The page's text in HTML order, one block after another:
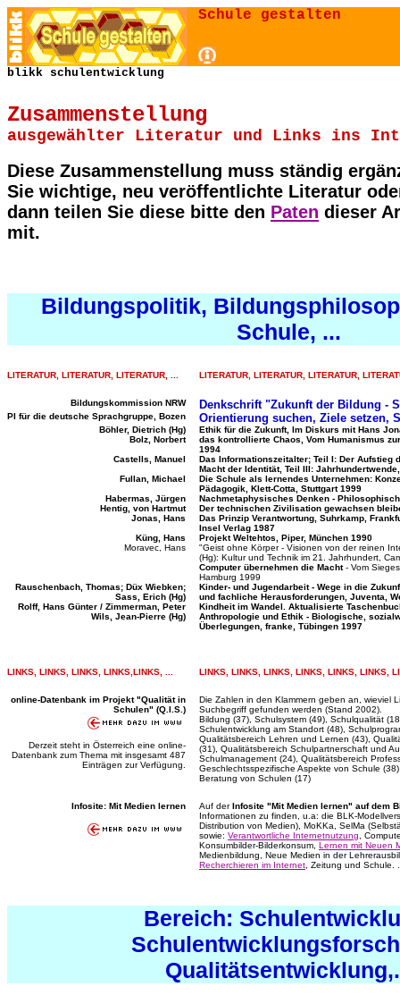
Schule gestalten
blikk schulentwicklung
Zusammenstellung
ausgewählter Literatur und Links ins
Diese Zusammenstellung muss ständig
Sie wichtige, neu veröffentlichte Literatur
dann teilen Sie diese bitte den Paten dieser
mit.
Bildungspolitik,
Schule, ...
LITERATUR, LITERATUR, LITERATUR, ... LITERATUR, LITERATUR, LITERATUR,
Bildungskommission NRW Denkschrift "Zukunft der Bildung -
PI für die deutsche Sprachgruppe, Bozen Orientierung suchen, Ziele setzen,
Böhler, Dietrich (Hg)
Ethik für die Zukunft, Im Diskurs mit Hans
Bolz, Norbert
das kontrollierte Chaos, Vom Humanismus
1994
Castells, Manuel
Das Informationszeitalter; Teil I: Der Aufstieg
Macht der Identität, Teil III:
Fullan, Michael
Die Schule als lernendes Unternehmen:
Pädagogik, Klett-Cotta, Stuttgart 1999
Habermas, Jürgen
Nachmetaphysisches Denken -
Hentig, von Hartmut
Der technischen Zivilisation gewachsen
Jonas, Hans
Das Prinzip Verantwortung, Suhrkamp,
Insel Verlag 1987
Küng, Hans
Projekt Weltehtos, Piper, München 1990
Moravec, Hans
"Geist ohne Körper - Visionen von der reinen
(Hg): Kultur und Technik im 21. Jahrhundert,
Computer übernehmen die Macht- Vom
Hamburg 1999
Rauschenbach, Thomas; Düx Wiebken;
Sass, Erich (Hg)
Kinder- und Jugendarbeit - Wege in die
und fachliche Herausforderungen, Juventa,
Rolff, Hans Günter / Zimmerman, Peter
Kindheit im Wandel. Aktualisierte
Wils, Jean-Pierre (Hg)
Anthropologie und Ethik - Biologische,
Überlegungen, franke, Tübingen 1997
LINKS, LINKS, LINKS, LINKS, LINKS, ... LINKS, LINKS, LINKS, LINKS, LINKS, LINKS,
online-Datenbank im Projekt "Qualität in
Schulen" (Q.I.S.)
Derzeit steht in Österreich eine online-
Datenbank zum Thema mit insgesamt 487
Einträgen zur Verfügung.
Die Zahlen in den Klammern geben an, wieviel
Suchbegriff gefunden werden (Stand 2002).
Bildung (37), Schulsystem (49), Schulqualität
Schulentwicklung am Standort (48),
Qualitätsbereich Lehren und Lernen (43),
(31), Qualitätsbereich Schulpartnerschaft und
Schulmanagement (24), Qualitätsbereich
Geschlechtsspezifische Aspekte von Schule
Beratung von Schulen (17)
Infosite: Mit Medien lernen Auf derInfosite "Mit Medien lernen" auf dem
Informationen zu finden, u.a: die BLK-
Distribution von Medien), MoKKa, SelMa
sowie: Verantwortliche Internetnutzung ,
Konsumbilder-Bilderkonsum, Lernen mit Neuen
Medienbildung, Neue Medien in der
Recherchieren im Internet , Zeitung und Schule.
Bereich: